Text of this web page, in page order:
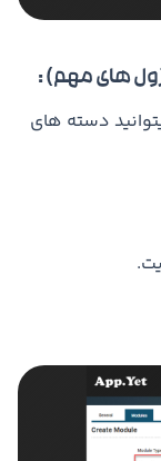
های مهم) :
دسته های